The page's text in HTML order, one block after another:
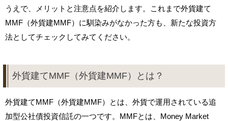
うえで、メリットと注意点を紹介します。これまで外貨建て
MMF（外貨建MMF）に馴染みがなかった方も、新たな投資方
法としてチェックしてみてください。
外貨建てMMF（外貨建MMF）とは？
外貨建てMMF（外貨建MMF）とは、外貨で運用されている追
加型公社債投資信託の一つです。MMFとは、Money Market